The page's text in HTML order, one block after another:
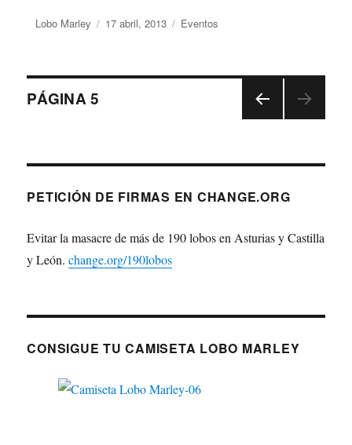
Autor
Lobo Marley
Publicado
17 abril, 2013 Categorías
Eventos
Navegación
entradas
ERIO
R
PÁGINA5
PETICIÓN DE FIRMAS EN CHANGE.ORG
Evitar la masacre de más de 190 lobos en Asturias y Castilla
y León.change.org/190lobos
CONSIGUE TU CAMISETA LOBO MARLEY